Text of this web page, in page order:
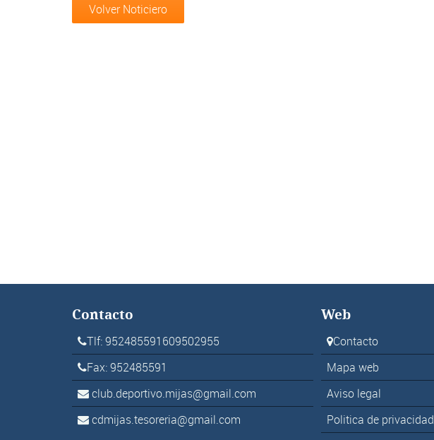
Volver Noticiero
Contacto
Tlf: 952485591609502955
Fax: 952485591
club.deportivo.mijas@gmail.com
cdmijas.tesoreria@gmail.com
Web
Contacto
Mapa web
Aviso legal
Politica de privacidad